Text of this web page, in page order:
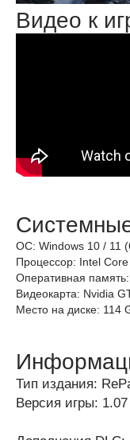
Видео к
ОС: Windows 10 / 11
Процессор: Intel
Оперативная
Видеокарта: Nvidia
Место на диске: 114
Тип издания:
Версия игры: